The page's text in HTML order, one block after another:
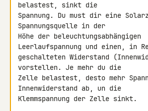
belastest, sinkt die
Spannung. Du must dir eine
Spannungsquelle in der
Höhe der beleuchtungsabhängigen
Leerlaufspannung und einen, in
geschalteten Widerstand
vorstellen. Je mehr du die
Zelle belastest, desto mehr
Innenwiderstand ab, un die
Klemmspannung der Zelle sinkt.